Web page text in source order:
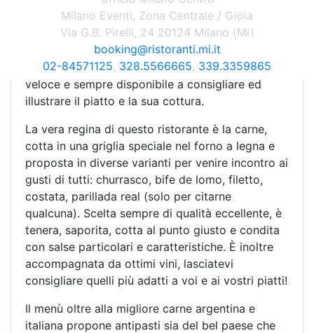
caldo e rustico.
In sottofondo la tipica musica argentina, senza
mai essere invadente, contribuisce a rendere il
clima ancora più surreale. Il personale è cordiale,
veloce e sempre disponibile a consigliare ed
illustrare il piatto e la sua cottura.
La vera regina di questo ristorante è la carne,
cotta in una griglia speciale nel forno a legna e
proposta in diverse varianti per venire incontro ai
gusti di tutti: churrasco, bife de lomo, filetto,
costata, parillada real (solo per citarne
qualcuna). Scelta sempre di qualità eccellente, è
tenera, saporita, cotta al punto giusto e condita
con salse particolari e caratteristiche. È inoltre
accompagnata da ottimi vini, lasciatevi
consigliare quelli più adatti a voi e ai vostri piatti!
Il menù oltre alla migliore carne argentina e
italiana propone antipasti sia del bel paese che
Milano Eventi, Zona Centrale / Gioia
Via G.B. Pirelli, 24 20124 Milano (Mi)
booking@ristoranti.mi.it
02-84571125, 328.5566665, 339.3359865